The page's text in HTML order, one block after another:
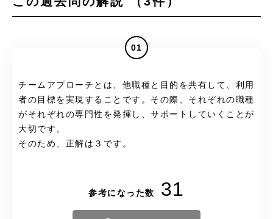
01
チームアプローチとは、他職種と目的を共有して、利用
者の目標を実現することです。その際、それぞれの職種
がそれぞれの専門性を発揮し、サポートしていくことが
大切です。
そのため、正解は３です。
参考になった数 31